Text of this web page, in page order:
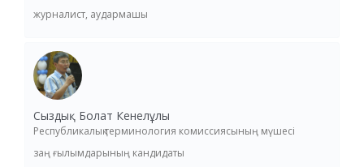
журналист, аудармашы
Сыздық Болат Кенелұлы
Республикалық терминология комиссиясының мүшесі
заң ғылымдарының кандидаты